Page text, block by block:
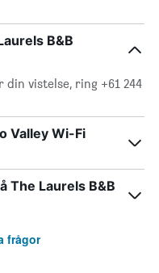
B&B
vistelse, ring +61 244
Valley Wi-Fi
The Laurels B&B
frågor